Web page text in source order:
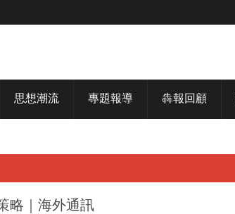
思想潮流 專題報導 犇報回顧
略｜海外通訊